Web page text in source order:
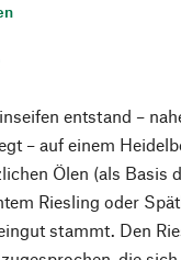
entstand –
– auf einem
Ölen (als Basis
Riesling oder
stammt. Den